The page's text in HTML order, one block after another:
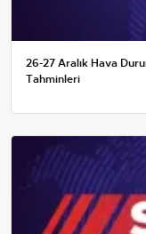
26-27 Aralık Hava
Tahminleri